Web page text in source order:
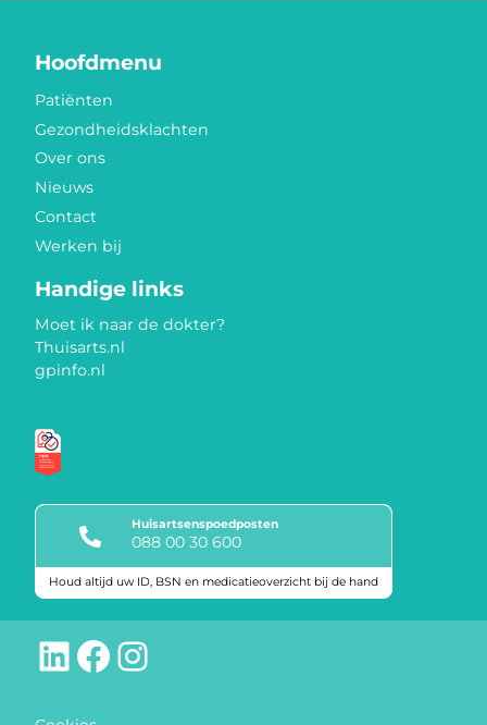
Hoofdmenu
Patiënten
Gezondheidsklachten
Over ons
Nieuws
Contact
Werken bij
Handige links
Moet ik naar de dokter?
Thuisarts.nl
gpinfo.nl
Huisartsenspoedposten
088 00 30 600
Houd altijd uw ID, BSN en medicatieoverzicht bij de hand
LinkedIn
Facebook
Instagram